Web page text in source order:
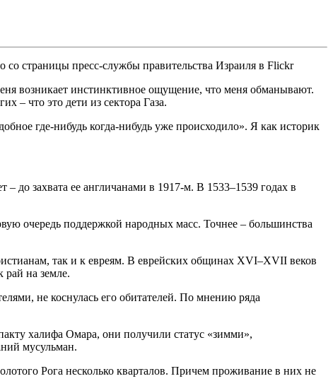
со страницы пресс-службы правительства Израиля в Flickr
возникает инстинктивное ощущение, что меня обманывают.
– что это дети из сектора Газа.
где-нибудь когда-нибудь уже происходило». Я как историк
до захвата ее англичанами в 1917-м. В 1533–1539 годах в
очередь поддержкой народных масс. Точнее – большинства
так и к евреям. В еврейских общинах XVI–XVII веков
на земле.
не коснулась его обитателей. По мнению ряда
халифа Омара, они получили статус «зимми»,
мусульман.
Рога несколько кварталов. Причем проживание в них не